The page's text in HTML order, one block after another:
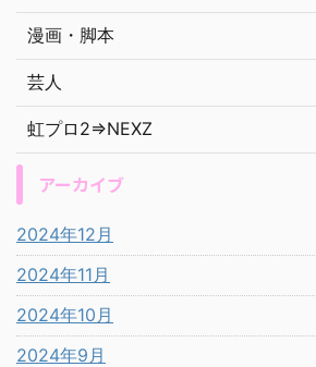
漫画・脚本
芸人
虹プロ2⇒NEXZ
アーカイブ
2024年12月
2024年11月
2024年10月
2024年9月